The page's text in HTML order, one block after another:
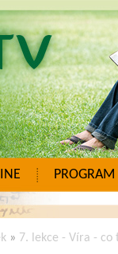
PROGRAM
» 7. lekce - Víra - co